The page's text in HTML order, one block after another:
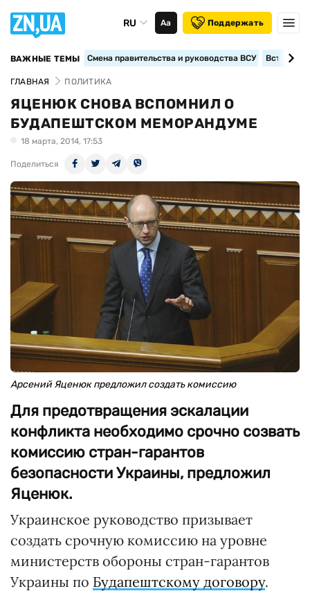
RU Аа Поддержать
ВАЖНЫЕ ТЕМЫ Смена правительства и руководства ВСУ
ГЛАВНАЯ ПОЛИТИКА
ЯЦЕНЮК СНОВА ВСПОМНИЛ О
БУДАПЕШТСКОМ МЕМОРАНДУМЕ
18 марта, 2014, 17:53
Поделиться
Арсений Яценюк предложил создать комиссию
Для предотвращения эскалации
конфликта необходимо срочно созвать
комиссию стран-гарантов
безопасности Украины, предложил
Яценюк.
Украинское руководство призывает
создать срочную комиссию на уровне
министерств обороны стран-гарантов
Украины по Будапештскому договору.